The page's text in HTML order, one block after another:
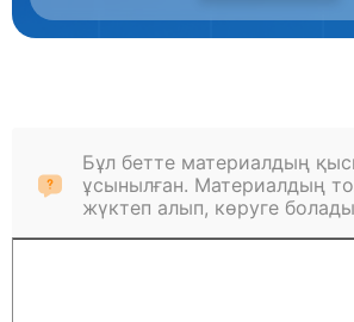
Бұл бетте материалдың
ұсынылған. Материалдың
жүктеп алып, көруге болады